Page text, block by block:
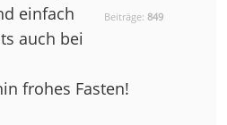
Beiträge:849
einfach
auch bei
frohes Fasten!